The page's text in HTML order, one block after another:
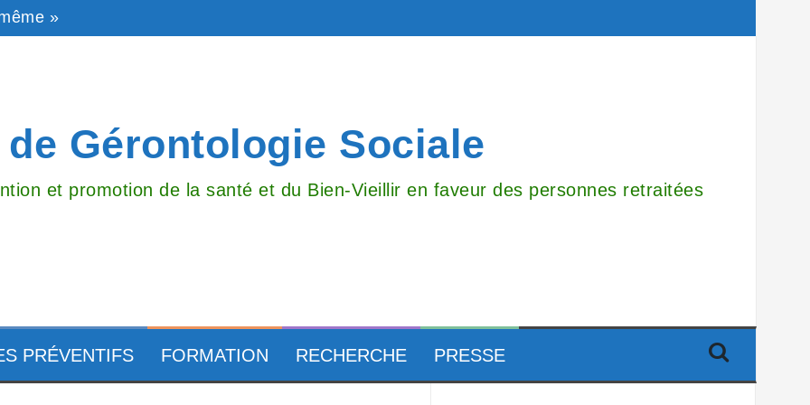
»
portes de la souffrance »
Gérontologie Sociale
et promotion de la santé et du Bien-Vieillir en faveur des personnes retraitées
PRÉVENTIFS FORMATION RECHERCHE PRESSE